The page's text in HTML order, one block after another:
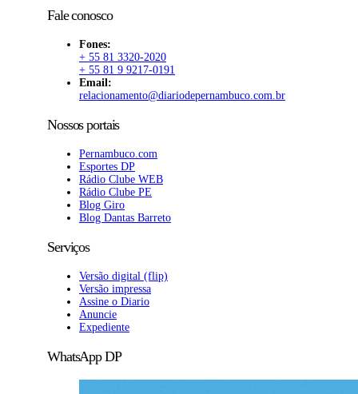
Fale conosco
Fones:
+ 55 81 3320-2020
+ 55 81 9 9217-0191
Email:
relacionamento@diariodepernambuco.com.br
Nossos portais
Pernambuco.com
Esportes DP
Rádio Clube WEB
Rádio Clube PE
Blog Giro
Blog Dantas Barreto
Serviços
Versão digital (flip)
Versão impressa
Assine o Diario
Anuncie
Expediente
WhatsApp DP